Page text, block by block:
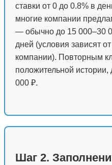
ставки от 0 до 0.8% в
многие компании
— обычно до 15 000–30
дней (условия зависят
компании). Повторным
положительной
000 ₽.
Шаг 2.